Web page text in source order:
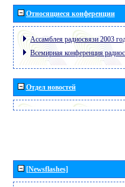
Относящиеся конференции
Ассамблея радиосвязи 2003
Всемирная конференция
Отдел новостей
[Newsflashes]